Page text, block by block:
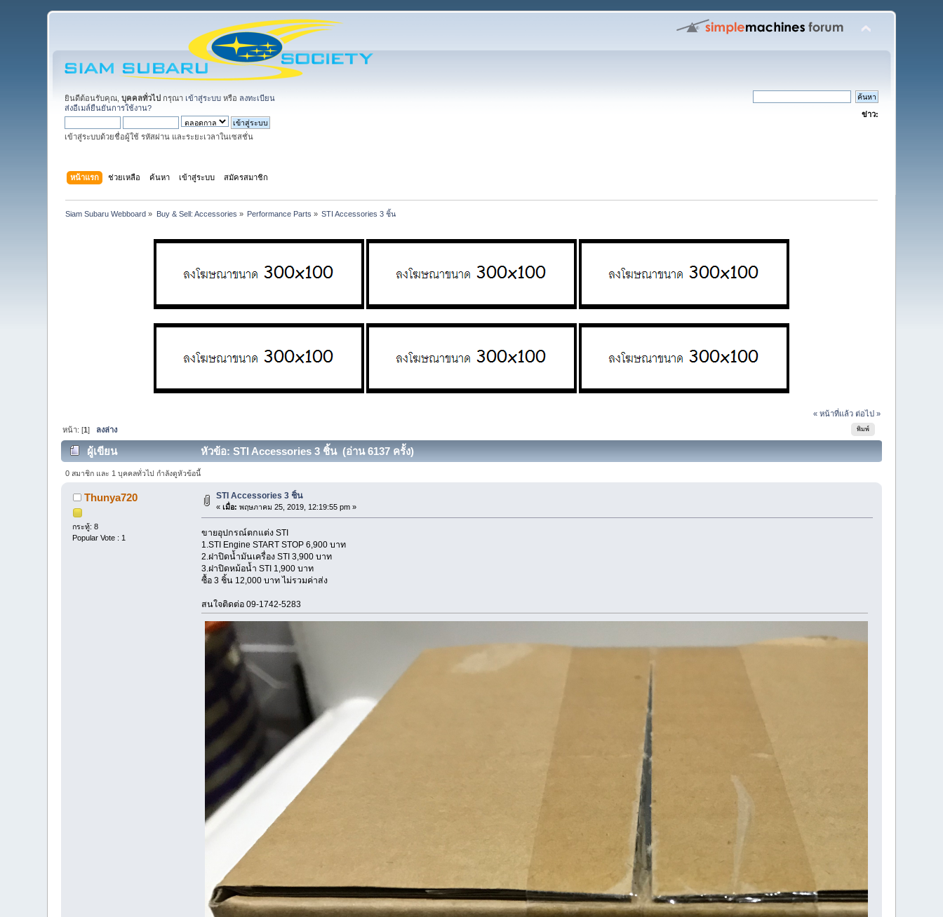
ยินดีต้อนรับคุณ,บุคคลทั่วไป กรุณา เข้าสู่ระบบ หรือ ลงทะเบียน
ส่งอีเมล์ยืนยันการใช้งาน?
เข้าสู่ระบบด้วยชื่อผู้ใช้ รหัสผ่าน และระยะเวลาในเซสชั่น
ข่าว:
หน้าแรก ช่วยเหลือ ค้นหา เข้าสู่ระบบ สมัครสมาชิก
Siam Subaru Webboard » Buy & Sell: Accessories » Performance Parts » STI Accessories 3 ชิ้น
« หน้าที่แล้ว ต่อไป »
พิมพ์
หน้า: [1] ลงล่าง
ผู้เขียน หัวข้อ: STI Accessories 3 ชิ้น (อ่าน 6137 ครั้ง)
0 สมาชิก และ 1 บุคคลทั่วไป กำลังดูหัวข้อนี้
Thunya720
กระทู้: 8
Popular Vote : 1
STI Accessories 3 ชิ้น
«เมื่อ: พฤษภาคม 25, 2019, 12:19:55 pm »
ขายอุปกรณ์ตกแต่ง STI
1.STI Engine START STOP 6,900 บาท
2.ฝาปิดน้ำมันเครื่อง STI 3,900 บาท
3.ฝาปิดหม้อน้ำ STI 1,900 บาท
ซื้อ 3 ชิ้น 12,000 บาท ไม่รวมค่าส่ง
สนใจติดต่อ 09-1742-5283